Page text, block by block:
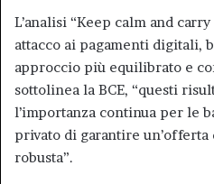
L’analisi “Keep calm and
attacco ai pagamenti digitali,
approccio più equilibrato e
sottolinea la BCE, “questi
l’importanza continua per le
privato di garantire
robusta”.